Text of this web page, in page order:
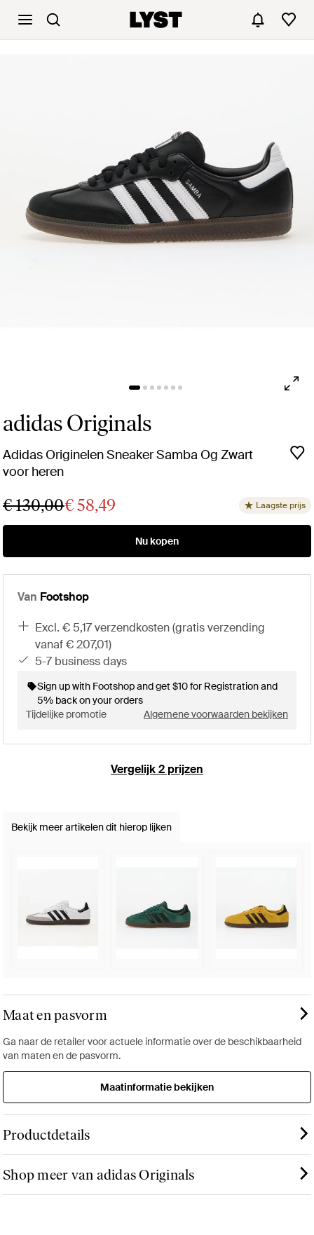
adidas Originals
Adidas Originelen Sneaker Samba Og Zwart
voor heren
€ 130,00€ 58,49 Laagste prijs
Nu kopen
Van Footshop
excl. € 5,17 verzendkosten (gratis verzending
vanaf € 207,01)
5-7 business days
Sign up with Footshop and get $10 for Registration and
5% back on your orders
Tijdelijke promotie
Algemene voorwaarden bekijken
Vergelijk 2 prijzen
Bekijk meer artikelen dit hierop lijken
Maat en pasvorm
Ga naar de retailer voor actuele informatie over de beschikbaarheid
van maten en de pasvorm.
Maatinformatie bekijken
Productdetails
Shop meer van adidas Originals